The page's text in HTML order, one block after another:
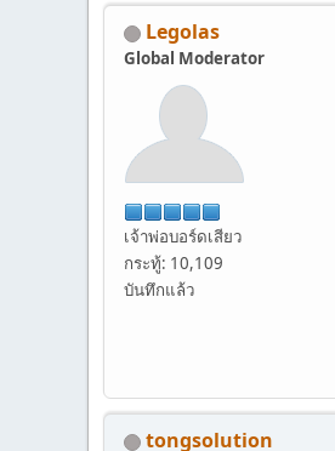
Legolas
Global Moderator
เจ้าพ่อบอร์ดเสียว
กระทู้: 10,109
บันทึกแล้ว
tongsolution